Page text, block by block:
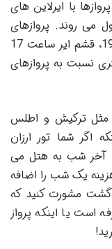
با ایرلاین ‌های
می ‌روند. پرواز‌های
ماهان ساعت 17، معراج ساعت 17 و 19:40، قشم ایر ساعت 17
ارزانتری نسبت به پرواز‌های
مثل ترکیش و اطلس
اگر شما تور ارزان
آخر شب به هتل می
یک شب را اضافه
گشت مشورت کنید که
یا اینکه پرواز